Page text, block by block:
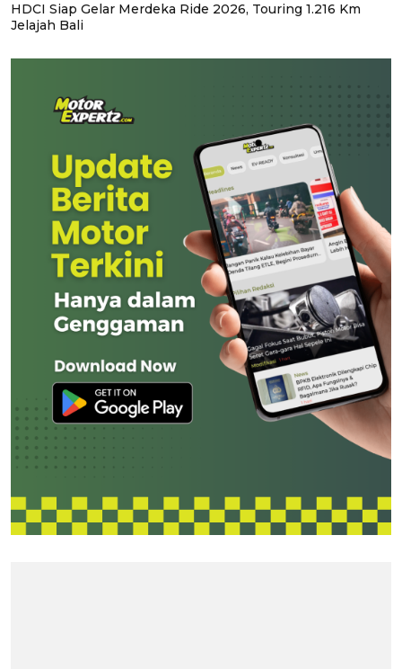
HDCI Siap Gelar Merdeka Ride 2026, Touring 1.216 Km
Jelajah Bali